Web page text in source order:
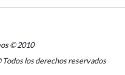
© 2010
Todos los derechos reservados